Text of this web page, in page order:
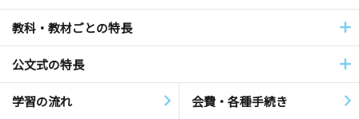
教科・教材ごとの特長
公文式の特長
学習の流れ 会費・各種手続き